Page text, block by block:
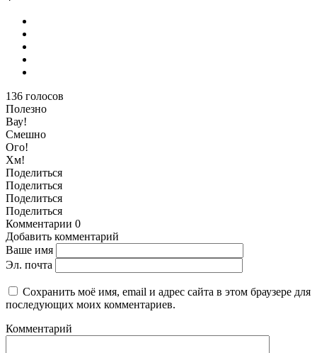
136 голосов
Полезно
Вау!
Смешно
Ого!
Хм!
Поделиться
Поделиться
Поделиться
Поделиться
Комментарии 0
Добавить комментарий
Ваше имя
Эл. почта
Сохранить моё имя, email и адрес сайта в этом браузере для
последующих моих комментариев.
Комментарий